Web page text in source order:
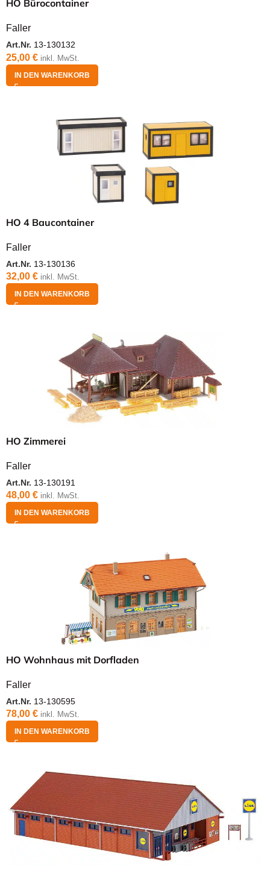
HO Bürocontainer
Faller
Art.Nr. 13-130132
25,00 € inkl. MwSt.
IN DEN WARENKORB
HO 4 Baucontainer
Faller
Art.Nr. 13-130136
32,00 € inkl. MwSt.
IN DEN WARENKORB
HO Zimmerei
Faller
Art.Nr. 13-130191
48,00 € inkl. MwSt.
IN DEN WARENKORB
HO Wohnhaus mit Dorfladen
Faller
Art.Nr. 13-130595
78,00 € inkl. MwSt.
IN DEN WARENKORB